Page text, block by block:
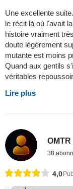
Une excellente
le récit là où l'avait
histoire vraiment
doute légèrement
mutante est moins
Quand aux gentils
véritables
Lire plus
OMTR
38
4,0